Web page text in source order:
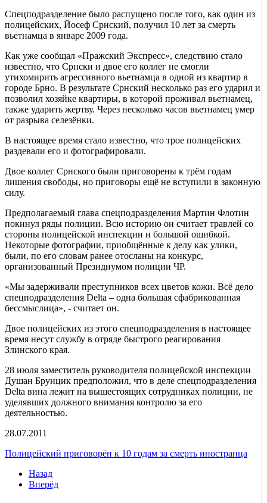
Спецподразделение было распущено после того, как один из
полицейских, Йосеф Срнский, получил 10 лет за смерть
вьетнамца в январе 2009 года.
Как уже сообщал «Пражский Экспресс», следствию стало
известно, что Срнски и двое его коллег не смогли
утихомирить агрессивного вьетнамца в одной из квартир в
городе Брно. В результате Срнский несколько раз его ударил и
позволил хозяйке квартиры, в которой проживал вьетнамец,
также ударить жертву. Через несколько часов вьетнамец умер
от разрыва селезёнки.
В настоящее время стало известно, что трое полицейских
раздевали его и фотографировали.
Двое коллег Срнского были приговорены к трём годам
лишения свободы, но приговоры ещё не вступили в законную
силу.
Предполагаемый глава спецподразделения Мартин Флотин
покинул ряды полиции. Всю историю он считает травлей со
стороны полицейской инспекции и большой ошибкой.
Некоторые фотографии, приобщённые к делу как улики,
были, по его словам ранее отосланы на конкурс,
организованный Президиумом полиции ЧР.
«Мы задерживали преступников всех цветов кожи. Всё дело
спецподразделения Delta – одна большая сфабрикованная
бессмыслица», - считает он.
Двое полицейских из этого спецподразделения в настоящее
время несут службу в отряде быстрого реагирования
Злинского края.
28 июля заместитель руководителя полицейской инспекции
Душан Брунцик предположил, что в деле спецподразделения
Delta вина лежит на вышестоящих сотрудниках полиции, не
уделявших должного внимания контролю за его
деятельностью.
28.07.2011
Полицейский приговорён к 10 годам за смерть иностранца
Назад
Вперёд